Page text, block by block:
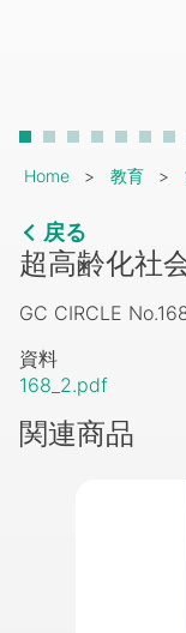
Home 教育
戻る
超高齢化社
GC CIRCLE
資料
168_2.pdf
関連商品